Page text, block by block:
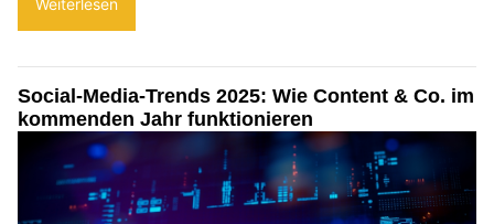
Social-Media-Trends 2025: Wie Content & Co. im
kommenden Jahr funktionieren